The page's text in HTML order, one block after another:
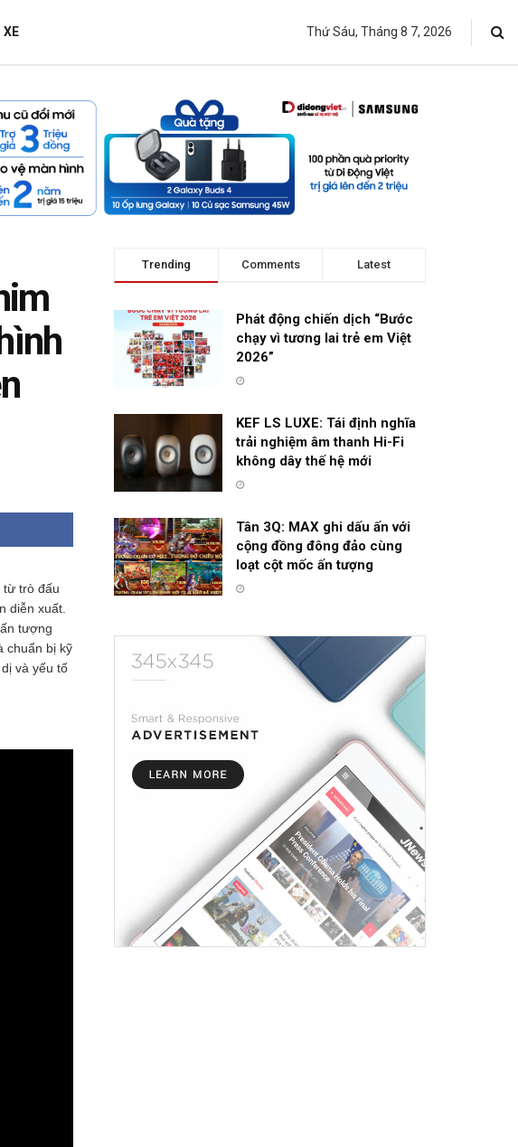
XE Thứ Sáu, Tháng 8 7, 2026
từ trò đấu
diễn xuất.
tượng
chuẩn bị kỹ
và yếu tố
Trending Comments Latest
Phát động chiến dịch “Bước
chạy vì tương lai trẻ em Việt
2026”
KEF LS LUXE: Tái định nghĩa
trải nghiệm âm thanh Hi-Fi
không dây thế hệ mới
Tân 3Q: MAX ghi dấu ấn với
cộng đồng đông đảo cùng
loạt cột mốc ấn tượng